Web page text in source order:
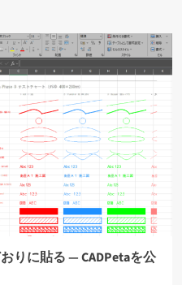
りに貼る ― CADPetaを公